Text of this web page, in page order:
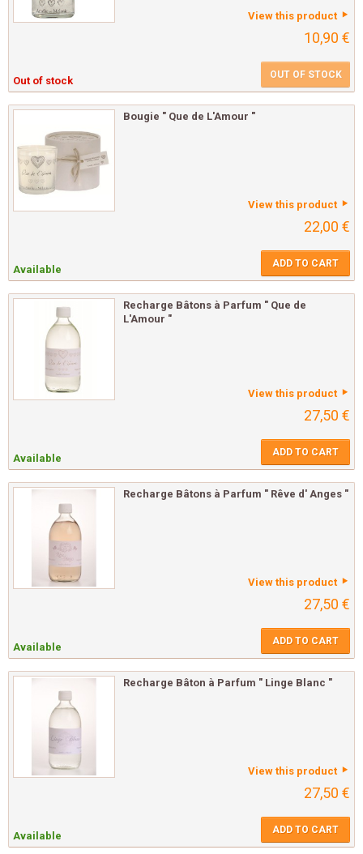
View this product
10,90 €
Out of stock OUT OF STOCK
Bougie " Que de L'Amour "
View this product
22,00 €
Available ADD TO CART
Recharge Bâtons à Parfum " Que de
L'Amour "
View this product
27,50 €
Available ADD TO CART
Recharge Bâtons à Parfum " Rêve d' Anges "
View this product
27,50 €
Available ADD TO CART
Recharge Bâton à Parfum " Linge Blanc "
View this product
27,50 €
Available ADD TO CART